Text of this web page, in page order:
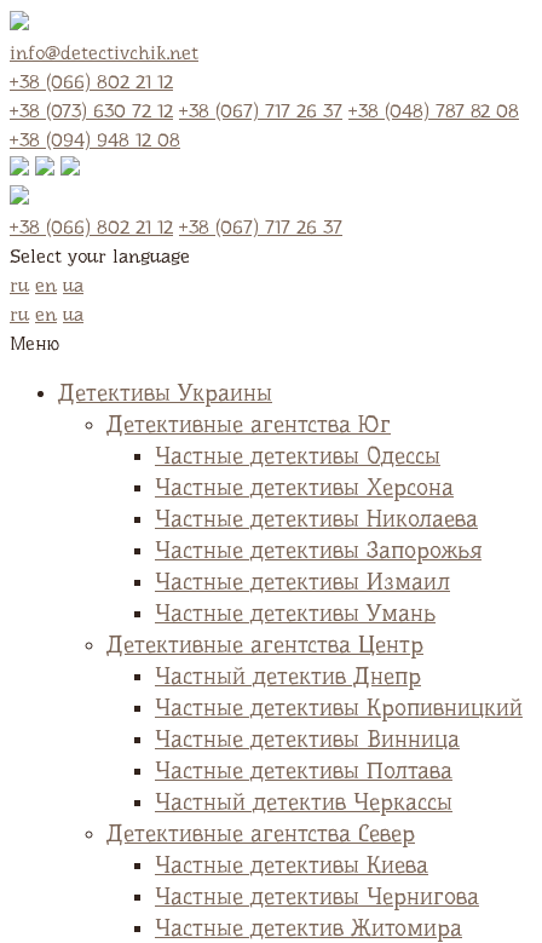
info@detectivchik.net
+38 (066) 802 21 12
+38 (073) 630 72 12 +38 (067) 717 26 37 +38 (048) 787 82 08
+38 (094) 948 12 08
+38 (066) 802 21 12 +38 (067) 717 26 37
Select your language
ru en ua
ru en ua
Меню
Детективы Украины
Детективные агентства Юг
Частные детективы Одессы
Частные детективы Херсона
Частные детективы Николаева
Частные детективы Запорожья
Частные детективы Измаил
Частные детективы Умань
Детективные агентства Центр
Частный детектив Днепр
Частные детективы Кропивницкий
Частные детективы Винница
Частные детективы Полтава
Частный детектив Черкассы
Детективные агентства Север
Частные детективы Киева
Частные детективы Чернигова
Частные детектив Житомира